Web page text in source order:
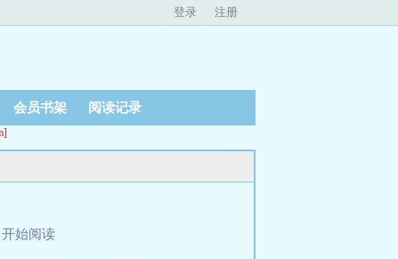
登录 注册
会员书架 阅读记录
开始阅读